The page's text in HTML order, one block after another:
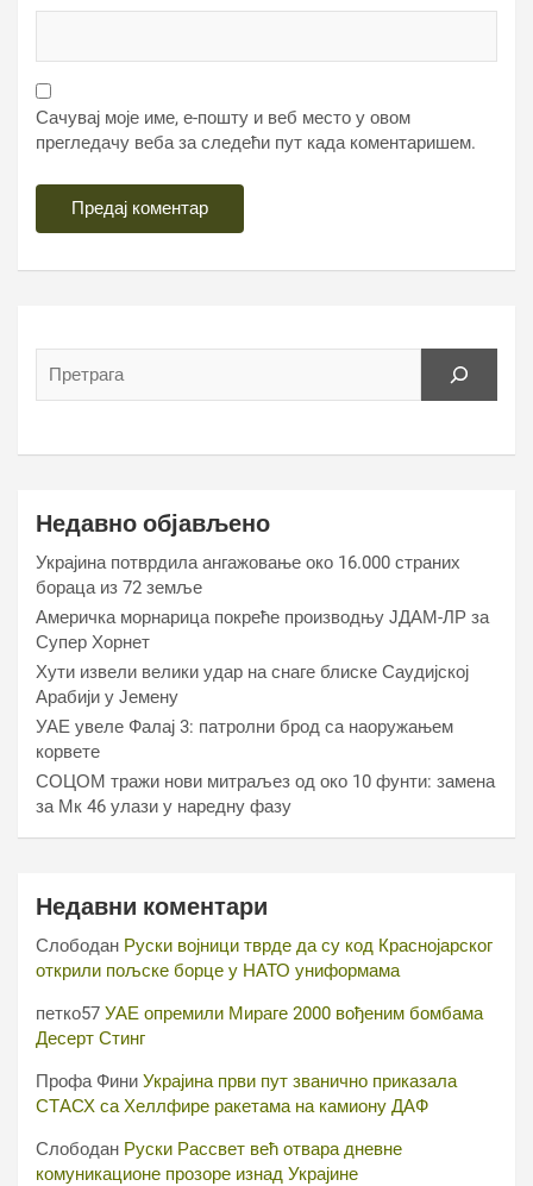
Сачувај моје име, е-пошту и веб место у овом
прегледачу веба за следећи пут када коментаришем.
Недавно објављено
Украјина потврдила ангажовање око 16.000 страних
бораца из 72 земље
Америчка морнарица покреће производњу ЈДАМ-ЛР за
Супер Хорнет
Хути извели велики удар на снаге блиске Саудијској
Арабији у Јемену
УАЕ увеле Фалај 3: патролни брод са наоружањем
корвете
СОЦОМ тражи нови митраљез од око 10 фунти: замена
за Мк 46 улази у наредну фазу
Недавни коментари
Слободан Руски војници тврде да су код Краснојарског
открили пољске борце у НАТО униформама
петко57 УАЕ опремили Мираге 2000 вођеним бомбама
Десерт Стинг
Профа Фини Украјина први пут званично приказала
СТАСХ са Хеллфире ракетама на камиону ДАФ
Слободан Руски Рассвет већ отвара дневне
комуникационе прозоре изнад Украјине